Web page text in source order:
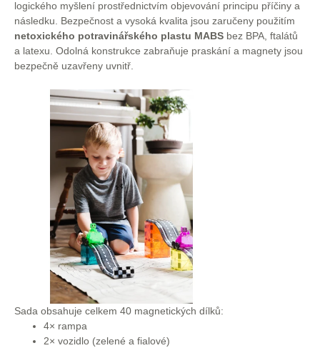
logického myšlení prostřednictvím objevování principu příčiny a
následku. Bezpečnost a vysoká kvalita jsou zaručeny použitím
netoxického potravinářského plastu MABS bez BPA, ftalátů
a latexu. Odolná konstrukce zabraňuje praskání a magnety jsou
bezpečně uzavřeny uvnitř.
Sada obsahuje celkem 40 magnetických dílků:
4× rampa
2× vozidlo (zelené a fialové)